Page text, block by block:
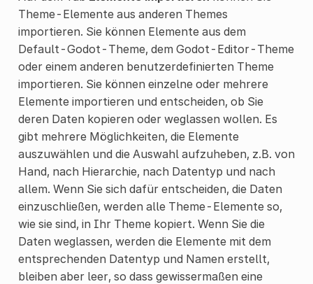
Theme-Elemente aus anderen Themes
importieren. Sie können Elemente aus dem
Default-Godot-Theme, dem Godot-Editor-Theme
oder einem anderen benutzerdefinierten Theme
importieren. Sie können einzelne oder mehrere
Elemente importieren und entscheiden, ob Sie
deren Daten kopieren oder weglassen wollen. Es
gibt mehrere Möglichkeiten, die Elemente
auszuwählen und die Auswahl aufzuheben, z.B. von
Hand, nach Hierarchie, nach Datentyp und nach
allem. Wenn Sie sich dafür entscheiden, die Daten
einzuschließen, werden alle Theme-Elemente so,
wie sie sind, in Ihr Theme kopiert. Wenn Sie die
Daten weglassen, werden die Elemente mit dem
entsprechenden Datentyp und Namen erstellt,
bleiben aber leer, so dass gewissermaßen eine